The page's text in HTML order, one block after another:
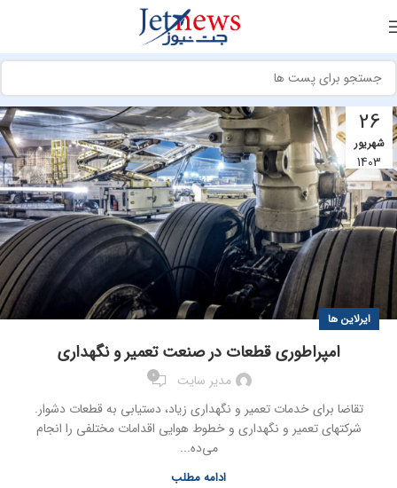
26
شهریور
1403
ایرلاین ها
امپراطوری قطعات در صنعت تعمیر و نگهداری
مدیر سایت 0
تقاضا برای خدمات تعمیر و نگهداری زیاد، دستیابی به قطعات دشوار.
شرکتهای تعمیر و نگهداری و خطوط هوایی اقدامات مختلفی را انجام
می‌ده...
ادامه مطلب